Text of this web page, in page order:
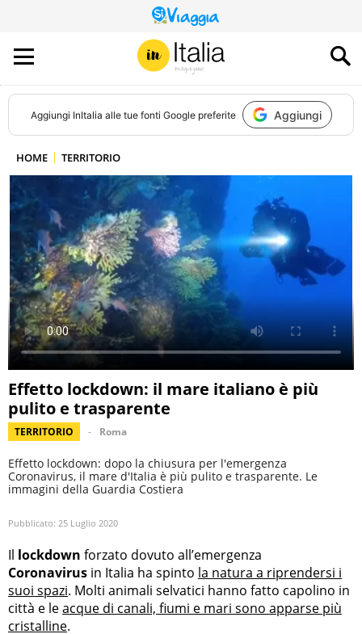
QUESTO
SITO
CONTRIBUISCE
ALL’AUDIENCE
DI
Aggiungi InItalia alle tue fonti Google preferite Aggiungi
HOME TERRITORIO
Effetto lockdown: il mare italiano è più
pulito e trasparente
TERRITORIO Roma
Effetto lockdown: dopo la chiusura per l'emergenza
Coronavirus, il mare d'Italia è più pulito e trasparente. Le
immagini della Guardia Costiera
Pubblicato: 25 Luglio 2020
Il lockdown forzato dovuto all’emergenza
Coronavirus in Italia ha spinto la natura a riprendersi i
suoi spazi. Molti animali selvatici hanno fatto capolino in
città e leacque di canali, fiumi e mari sono apparse più
cristalline.